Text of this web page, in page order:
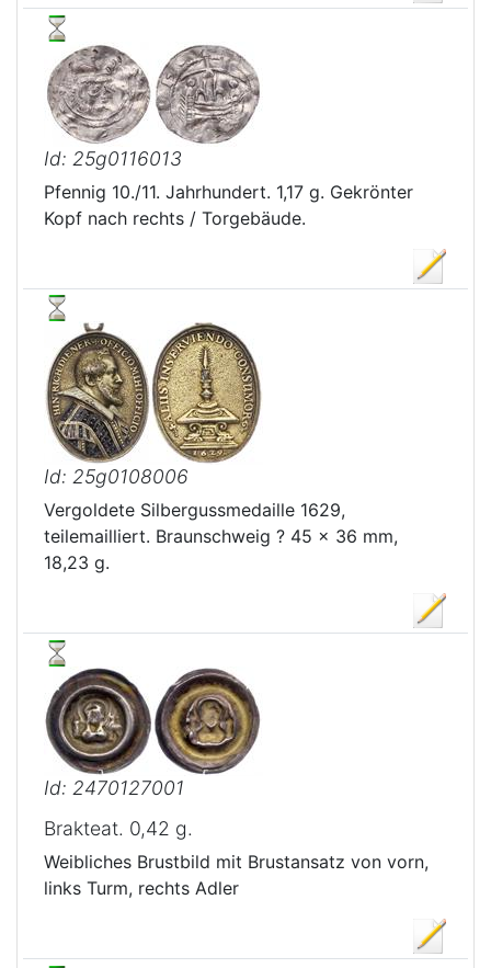
Id: 25g0116013
Pfennig 10./11. Jahrhundert. 1,17 g. Gekrönter
Kopf nach rechts / Torgebäude.
Id: 25g0108006
Vergoldete Silbergussmedaille 1629,
teilemailliert. Braunschweig ? 45 x 36 mm,
18,23 g.
Id: 2470127001
Brakteat. 0,42 g.
Weibliches Brustbild mit Brustansatz von vorn,
links Turm, rechts Adler